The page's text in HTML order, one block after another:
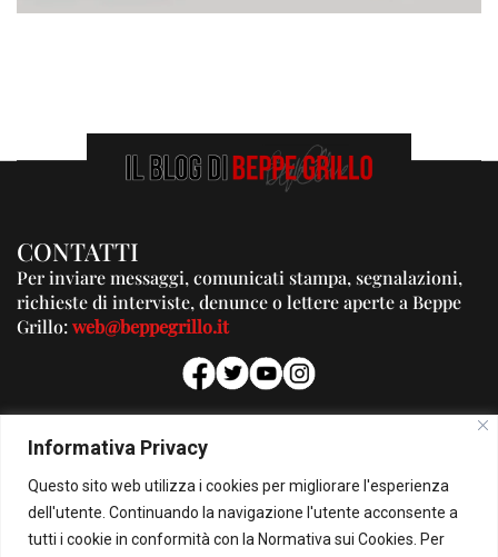
Informativa Privacy
Questo sito web utilizza i cookies per migliorare l'esperienza
dell'utente. Continuando la navigazione l'utente acconsente a
tutti i cookie in conformità con la Normativa sui Cookies. Per
CONTATTI
Per inviare messaggi, comunicati stampa, segnalazioni,
richieste di interviste, denunce o lettere aperte a Beppe
Grillo:web@beppegrillo.it
PUBBLICITA'
Per la tua pubblicità su questo Blog:
pubblicita@beppegrillo.it